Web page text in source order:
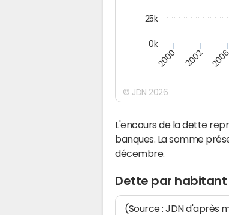
2000 2002 2006
0k
25k
© JDN 2026
L'encours de la dette
banques. La somme
décembre.
Dette par habitant
(Source : JDN d'après